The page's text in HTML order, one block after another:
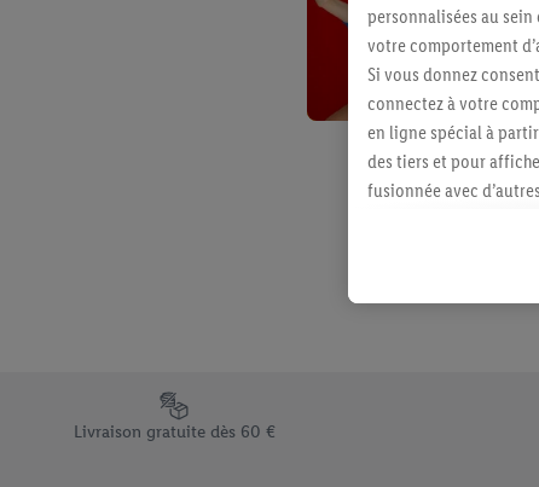
Élément du pied de page avec les différents arguments de
Livraison gratuite dès 60 €
personnalisées au
votre comportement
Si vous donnez
connectez à votre
en ligne spécial à
des tiers et pour
fusionnée avec
vous avez montré de
l’achat) peuvent
plusieurs services de
En cliquant sur «
« Accepter », vous